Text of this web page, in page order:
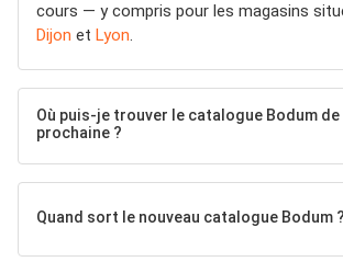
cours — y compris pour les magasins
Dijon et Lyon.
Où puis-je trouver le catalogue Bodum de
prochaine ?
Quand sort le nouveau catalogue Bodum ?